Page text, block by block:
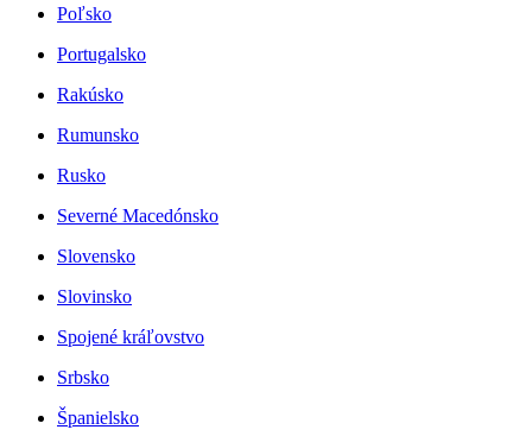
Poľsko
Portugalsko
Rakúsko
Rumunsko
Rusko
Severné Macedónsko
Slovensko
Slovinsko
Spojené kráľovstvo
Srbsko
Španielsko